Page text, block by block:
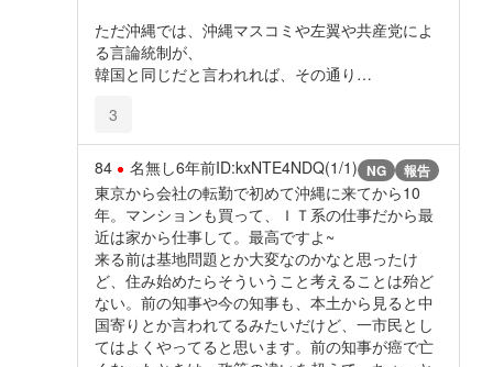
ただ沖縄では、沖縄マスコミや左翼や共産党によ
る言論統制が、
韓国と同じだと言われれば、その通り…
3
84 名無し6年前ID:kxNTE4NDQ(1/1) NG 報告
東京から会社の転勤で初めて沖縄に来てから10
年。マンションも買って、ＩＴ系の仕事だから最
近は家から仕事して。最高ですよ~
来る前は基地問題とか大変なのかなと思ったけ
ど、住み始めたらそういうこと考えることは殆ど
ない。前の知事や今の知事も、本土から見ると中
国寄りとか言われてるみたいだけど、一市民とし
てはよくやってると思います。前の知事が癌で亡